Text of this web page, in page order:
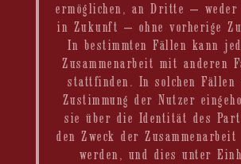
ermöglichen, an Dritte –
in Zukunft – ohne vorherige
In bestimmten Fällen kann
Zusammenarbeit mit anderen
stattfinden. In solchen Fällen
Zustimmung der Nutzer
sie über die Identität des
den Zweck der
werden, und dies unter